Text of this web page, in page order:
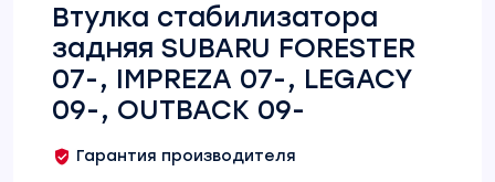
Втулка стабилизатора
задняя SUBARU FORESTER
07-, IMPREZA 07-, LEGACY
09-, OUTBACK 09-
Гарантия производителя